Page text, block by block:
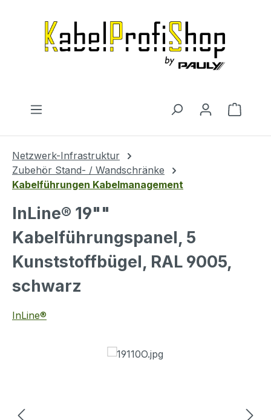
Netzwerk-Infrastruktur
Zubehör Stand- / Wandschränke
Kabelführungen Kabelmanagement
InLine® 19""
Kabelführungspanel, 5
Kunststoffbügel, RAL 9005,
schwarz
InLine®
Bildergalerie überspringen